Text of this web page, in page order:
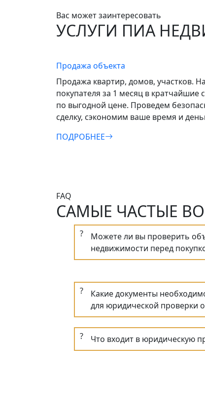
Вас может заинтересовать
УСЛУГИ ПИА
Продажа объекта
Продажа квартир, домов, участков.
покупателя за 1 месяц в кратчайшие
по выгодной цене. Проведем
сделку, сэкономим ваше время и
ПОДРОБНЕЕ
FAQ
САМЫЕ ЧАСТЫЕ
?
Можете ли вы проверить
недвижимости перед
?
Какие документы
для юридической проверки
? Что входит в юридическую